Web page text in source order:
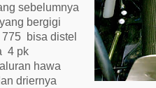
sebelumnya
bergigi
775 bisa distel
4 pk
hawa
driernya